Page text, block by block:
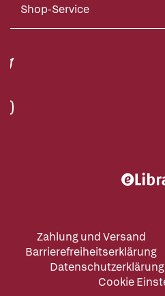
Shop-Service
Zahlung und Versand
Barrierefreiheitserklärung
Datenschutzerklärung
Cookie